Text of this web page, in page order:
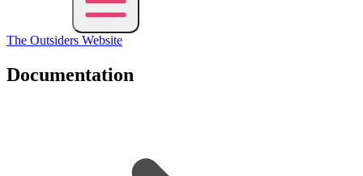
The Outsiders Website
Documentation